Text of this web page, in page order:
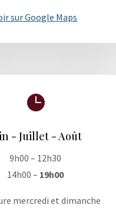
sur Google Maps

- Juillet - Août
9h00 – 12h30
14h00 – 19h00
mercredi et dimanche